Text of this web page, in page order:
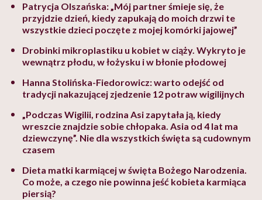
Patrycja Olszańska: „Mój partner śmieje się, że
przyjdzie dzień, kiedy zapukają do moich drzwi te
wszystkie dzieci poczęte z mojej komórki jajowej”
Drobinki mikroplastiku u kobiet w ciąży. Wykryto je
wewnątrz płodu, w łożysku i w błonie płodowej
Hanna Stolińska-Fiedorowicz: warto odejść od
tradycji nakazującej zjedzenie 12 potraw wigilijnych
„Podczas Wigilii, rodzina Asi zapytała ją, kiedy
wreszcie znajdzie sobie chłopaka. Asia od 4 lat ma
dziewczynę”. Nie dla wszystkich święta są cudownym
czasem
Dieta matki karmiącej w święta Bożego Narodzenia.
Co może, a czego nie powinna jeść kobieta karmiąca
piersią?